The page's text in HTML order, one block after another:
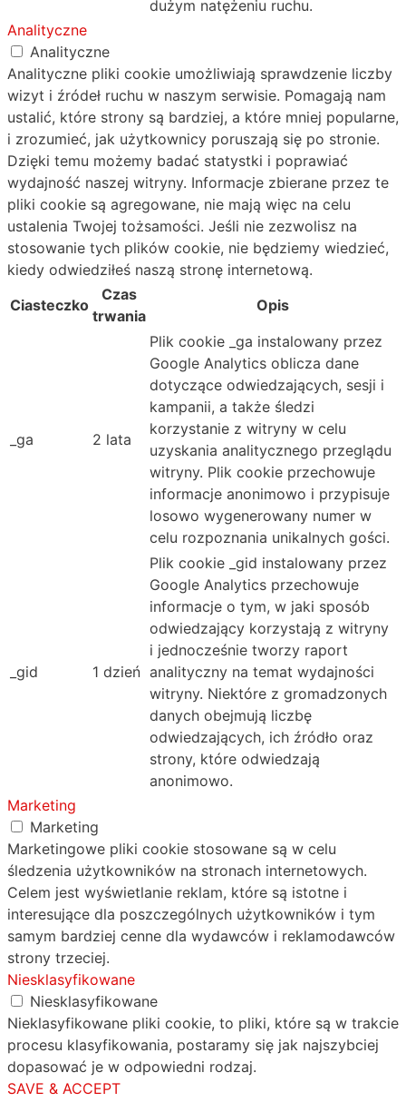
dużym natężeniu ruchu.
Analityczne
Analityczne
Analityczne pliki cookie umożliwiają sprawdzenie liczby
wizyt i źródeł ruchu w naszym serwisie. Pomagają nam
ustalić, które strony są bardziej, a które mniej popularne,
i zrozumieć, jak użytkownicy poruszają się po stronie.
Dzięki temu możemy badać statystki i poprawiać
wydajność naszej witryny. Informacje zbierane przez te
pliki cookie są agregowane, nie mają więc na celu
ustalenia Twojej tożsamości. Jeśli nie zezwolisz na
stosowanie tych plików cookie, nie będziemy wiedzieć,
kiedy odwiedziłeś naszą stronę internetową.
Ciasteczko
Czas
trwania
Opis
_ga 2 lata
Plik cookie _ga instalowany przez
Google Analytics oblicza dane
dotyczące odwiedzających, sesji i
kampanii, a także śledzi
korzystanie z witryny w celu
uzyskania analitycznego przeglądu
witryny. Plik cookie przechowuje
informacje anonimowo i przypisuje
losowo wygenerowany numer w
celu rozpoznania unikalnych gości.
_gid 1 dzień
Plik cookie _gid instalowany przez
Google Analytics przechowuje
informacje o tym, w jaki sposób
odwiedzający korzystają z witryny
i jednocześnie tworzy raport
analityczny na temat wydajności
witryny. Niektóre z gromadzonych
danych obejmują liczbę
odwiedzających, ich źródło oraz
strony, które odwiedzają
anonimowo.
Marketing
Marketing
Marketingowe pliki cookie stosowane są w celu
śledzenia użytkowników na stronach internetowych.
Celem jest wyświetlanie reklam, które są istotne i
interesujące dla poszczególnych użytkowników i tym
samym bardziej cenne dla wydawców i reklamodawców
strony trzeciej.
Niesklasyfikowane
Niesklasyfikowane
Nieklasyfikowane pliki cookie, to pliki, które są w trakcie
procesu klasyfikowania, postaramy się jak najszybciej
dopasować je w odpowiedni rodzaj.
SAVE & ACCEPT